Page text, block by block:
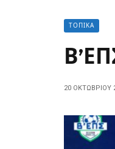
ΤΟΠΙΚΆ
20 ΟΚΤΩΒΡΊΟΥ